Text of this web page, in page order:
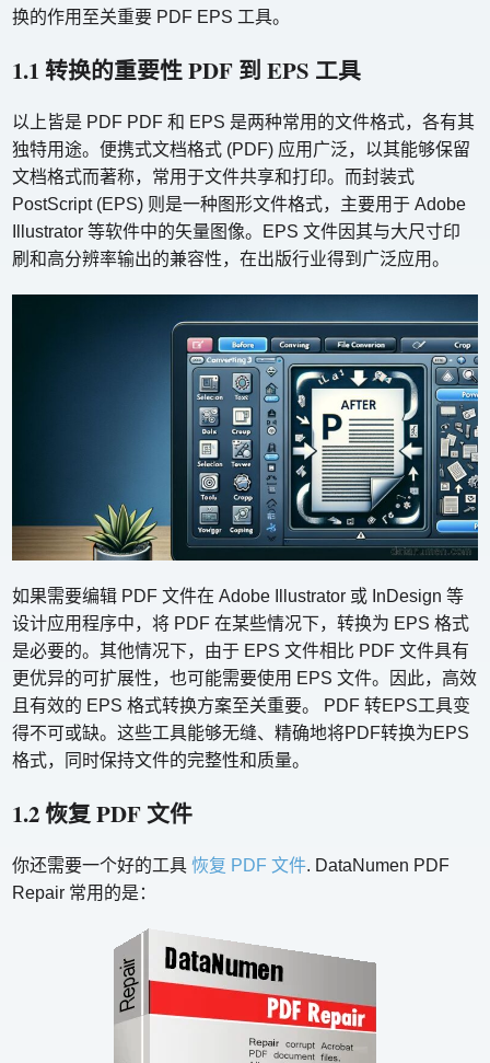
换的作用至关重要 PDF EPS 工具。
1.1 转换的重要性 PDF 到 EPS 工具
以上皆是 PDF PDF 和 EPS 是两种常用的文件格式，各有其
独特用途。便携式文档格式 (PDF) 应用广泛，以其能够保留
文档格式而著称，常用于文件共享和打印。而封装式
PostScript (EPS) 则是一种图形文件格式，主要用于 Adob​​e
Illustrator 等软件中的矢量图像。EPS 文件因其与大尺寸印
刷和高分辨率输出的兼容性，在出版行业得到广泛应用。
如果需要编辑 PDF 文件在 Adob​​e Illustrator 或 InDesign 等
设计应用程序中，将 PDF 在某些情况下，转换为 EPS 格式
是必要的。其他情况下，由于 EPS 文件相比 PDF 文件具有
更优异的可扩展性，也可能需要使用 EPS 文件。因此，高效
且有效的 EPS 格式转换方案至关重要。 PDF 转EPS工具变
得不可或缺。这些工具能够无缝、精确地将PDF转换为EPS
格式，同时保持文件的完整性和质量。
1.2 恢复 PDF 文件
你还需要一个好的工具恢复 PDF 文件. DataNumen PDF
Repair 常用的是：